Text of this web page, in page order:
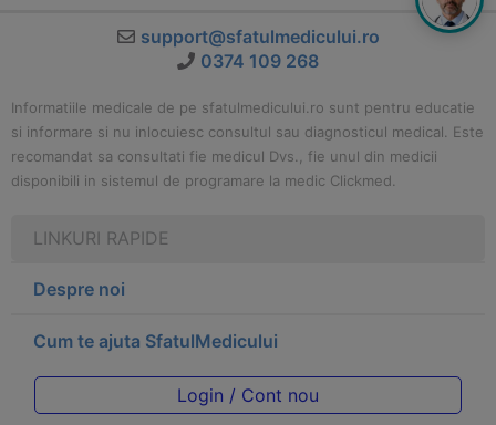
support@sfatulmedicului.ro
0374 109 268
Informatiile medicale de pe sfatulmedicului.ro sunt pentru educatie
si informare si nu inlocuiesc consultul sau diagnosticul medical. Este
recomandat sa consultati fie medicul Dvs., fie unul din medicii
disponibili in sistemul de programare la medic Clickmed.
LINKURI RAPIDE
Despre noi
Cum te ajuta SfatulMedicului
Login / Cont nou